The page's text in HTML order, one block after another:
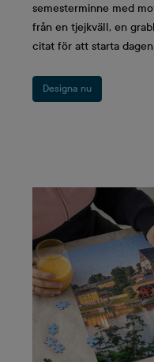
välja kan vara
garanterade tips, våra
är vad våra kunder
semesterminne med
från en tjejkväll, en
citat för att starta
Designa nu